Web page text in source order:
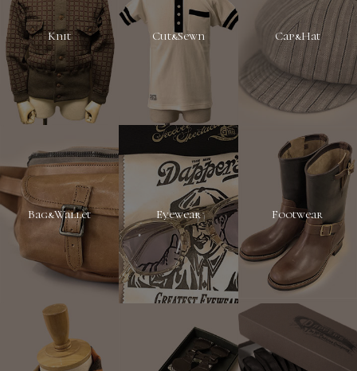
Knit Cut&Sewn Cap&Hat
Bag&Wallet Eyewear Footwear